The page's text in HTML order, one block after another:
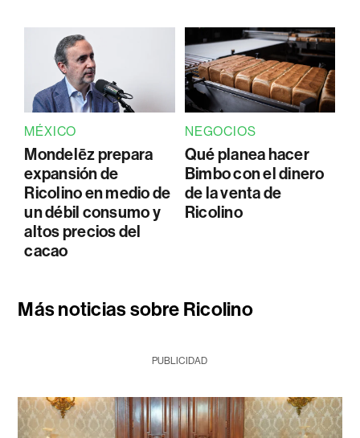
MÉXICO
Mondelēz prepara
expansión de
Ricolino en medio de
un débil consumo y
altos precios del
cacao
NEGOCIOS
Qué planea hacer
Bimbo con el dinero
de la venta de
Ricolino
Más noticias sobre Ricolino
PUBLICIDAD